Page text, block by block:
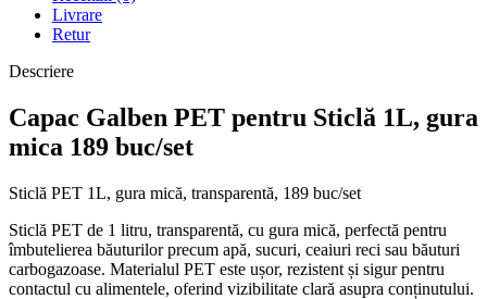
Livrare
Retur
Descriere
Capac Galben PET pentru Sticlă 1L, gura
mica 189 buc/set
Sticlă PET 1L, gura mică, transparentă, 189 buc/set
Sticlă PET de 1 litru, transparentă, cu gura mică, perfectă pentru
îmbutelierea băuturilor precum apă, sucuri, ceaiuri reci sau băuturi
carbogazoase. Materialul PET este ușor, rezistent și sigur pentru
contactul cu alimentele, oferind vizibilitate clară asupra conținutului.